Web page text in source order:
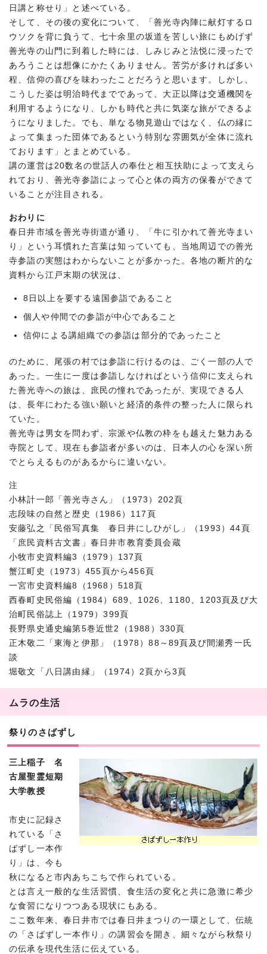
日講と称せり」と述べている。
そして、その後の変化について、「善光寺内陣に献灯するロ
ウソクを背に負うて、七十余里の坂道を苦しい旅にもめげず
善光寺の山門に到着した時には、しみじみと法悦に浸ったで
あろうことは想像にかたくありません。苦労が多ければ多い
程、信仰の喜びを味わったことだろうと思います。しかし、
こうした姿は明治時代までであって、大正以降は交通機関を
利用するようになり、しかも時代と共に気楽な旅ができるよ
うになりました。でも、単なる物見遊山ではなく、仏の縁に
よって集まった団体であるという特別な雰囲気が全体に流れ
ております」とまとめている。
講の運営は20数名の世話人の奉仕と相互扶助によって支えら
れており、善光寺参詣によって心と体の両方の保養ができて
いることが注目される。
おわりに
春日井市域を善光寺街道が通り、「牛に引かれて善光寺まい
り」という耳慣れた言葉は知っていても、当地周辺での善光
寺参詣の実態はわからないことが多かった。各地の断片的な
資料から江戸末期の状況は、
8日以上を要する遠国参詣であること
個人や仲間での参詣が中心であること
信仰による講組織での参詣は部分的であったこと
のために、尾張の村では参詣に行けるのは、ごく一部の人で
あった。一生に一度は参詣しなければという信仰に支えられ
た善光寺への旅は、庶民の憧れであったが、実現できる人
は、長年にわたる強い願いと経済的条件の整った人に限られ
ていた。
善光寺は男女を問わず、宗派や仏教の枠をも越えた魅力ある
寺院として、現在も参詣者が多いのは、日本人の心を深い所
でとらえるものがあるからに違いない。
注
小林計一郎「善光寺さん」（1973）202頁
志段味の自然と歴史（1986）117頁
安藤弘之「民俗写真集 春日井にしひがし」（1993）44頁
「庶民資料古文書」春日井市教育委員会蔵
小牧市史資料編3（1979）137頁
蟹江町史（1973）455頁から456頁
一宮市史資料編8（1968）518頁
西春町史民俗編（1984）689、1026、1180、1203頁及び大
治町民俗誌上（1979）399頁
長野県史通史編第5巻近世2（1988）330頁
正木敬二「東海と伊那」（1978）88～89頁及び間瀬秀一氏
談
堀敬文「八日講由縁」（1974）2頁から3頁
ムラの生活
祭りのさばずし
三上稲子 名
古屋聖霊短期
大学教授
市史に記録さ
れている「さ
ばずし一本作
り」は、今も
秋になると市内あちこちで作られている。
とは言え一般的な生活習慣、食生活の変化と共に急激に希少
な食習になりつつある現状にもある。
ここ数年来、春日井市では春日井まつりの一環として、伝統
の「さばずし一本作り」の講習会を開き、細々ながら秋祭り
の伝承を現代生活に伝えている。